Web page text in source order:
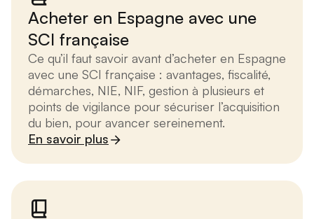
Acheter en Espagne avec une
SCI française
Ce qu’il faut savoir avant d’acheter en Espagne
avec une SCI française : avantages, fiscalité,
démarches, NIE, NIF, gestion à plusieurs et
points de vigilance pour sécuriser l’acquisition
du bien, pour avancer sereinement.
En savoir plus